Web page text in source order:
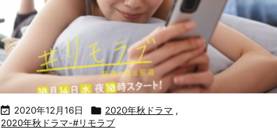
 2020年12月16日  2020年秋ドラマ ,
2020年秋ドラマ-#リモラブ
#リモ
ラブ〜
普通の
恋は邪
道〜 1
0話
(最終
回) 感
想｜キ
スシー
ンもソ
ーシャ
ルディ
#リモ
ラブ〜
普通の
恋は邪
道〜 9
想｜ス
マホを
忘れた
だけな
話 感
キュ
#リモ
ラブ〜
普通の
恋は邪
想｜濃
厚接触
じゃな
くても
恋は作
#リモ
ラブ〜
普通の
道〜 6
話 感
想｜良
#リモ
ラブ〜
普通の
話 感
ノロー
グがノ